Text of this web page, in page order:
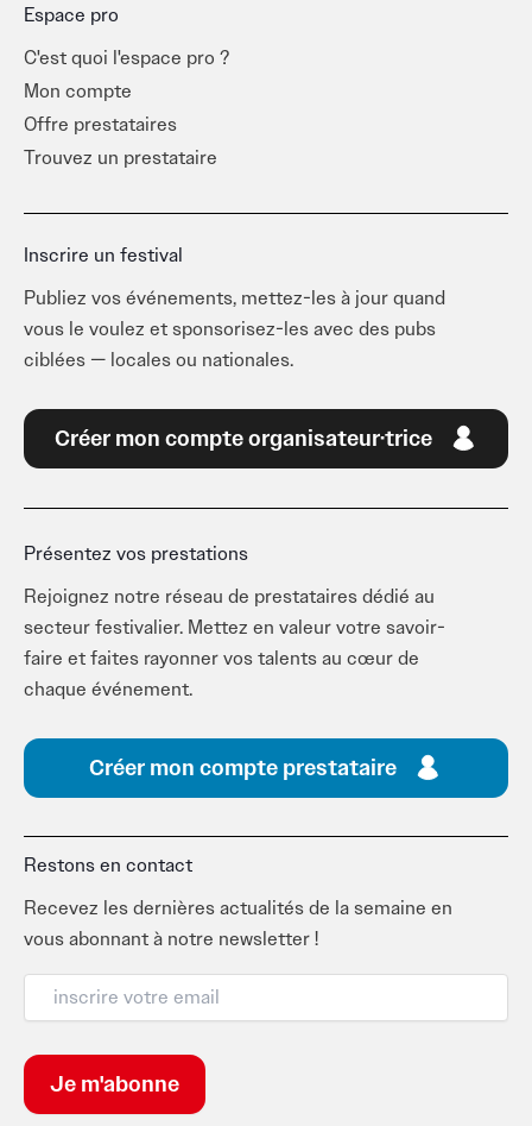
Espace pro
C'est quoi l'espace pro ?
Mon compte
Offre prestataires
Trouvez un prestataire
Inscrire un festival
Publiez vos événements, mettez-les à jour quand
vous le voulez et sponsorisez-les avec des pubs
ciblées — locales ou nationales.
Créer mon compte organisateur·trice
Présentez vos prestations
Rejoignez notre réseau de prestataires dédié au
secteur festivalier. Mettez en valeur votre savoir-
faire et faites rayonner vos talents au cœur de
chaque événement.
Créer mon compte prestataire
Restons en contact
Recevez les dernières actualités de la semaine en
vous abonnant à notre newsletter !